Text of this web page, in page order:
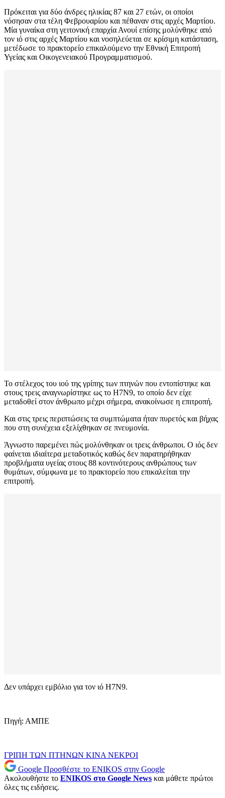
Πρόκειται για δύο άνδρες ηλικίας 87 και 27 ετών, οι οποίοι
νόσησαν στα τέλη Φεβρουαρίου και πέθαναν στις αρχές Μαρτίου.
Μία γυναίκα στη γειτονική επαρχία Ανουί επίσης μολύνθηκε από
τον ιό στις αρχές Μαρτίου και νοσηλεύεται σε κρίσιμη κατάσταση,
μετέδωσε το πρακτορείο επικαλούμενο την Εθνική Επιτροπή
Υγείας και Οικογενειακού Προγραμματισμού.
Το στέλεχος του ιού της γρίπης των πτηνών που εντοπίστηκε και
στους τρεις αναγνωρίστηκε ως το H7N9, το οποίο δεν είχε
μεταδοθεί στον άνθρωπο μέχρι σήμερα, ανακοίνωσε η επιτροπή.
Και στις τρεις περιπτώσεις τα συμπτώματα ήταν πυρετός και βήχας
που στη συνέχεια εξελίχθηκαν σε πνευμονία.
Άγνωστο παρεμένει πώς μολύνθηκαν οι τρεις άνθρωποι. Ο ιός δεν
φαίνεται ιδιαίτερα μεταδοτικός καθώς δεν παρατηρήθηκαν
προβλήματα υγείας στους 88 κοντινότερους ανθρώπους των
θυμάτων, σύμφωνα με το πρακτορείο που επικαλείται την
επιτροπή.
Δεν υπάρχει εμβόλιο για τον ιό H7N9.
Πηγή: ΑΜΠΕ
ΓΡΙΠΗ ΤΩΝ ΠΤΗΝΩΝ ΚΙΝΑ ΝΕΚΡΟΙ
Google Προσθέστε το ENIKOS στην Google
Ακολουθήστε το ENIKOS στο Google News και μάθετε πρώτοι
όλες τις ειδήσεις.